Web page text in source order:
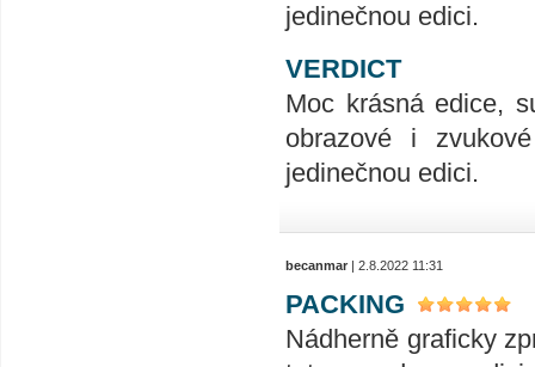
jedinečnou edici.
VERDICT
Moc krásná edice,
obrazové i
jedinečnou edici.
becanmar | 2.8.2022 11:31
PACKING
Nádherně graficky